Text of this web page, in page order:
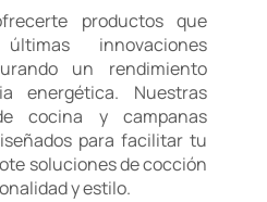
productos que
innovaciones
un rendimiento
energética. Nuestras
cocina y campanas
para facilitar tu
soluciones de cocción
y estilo.